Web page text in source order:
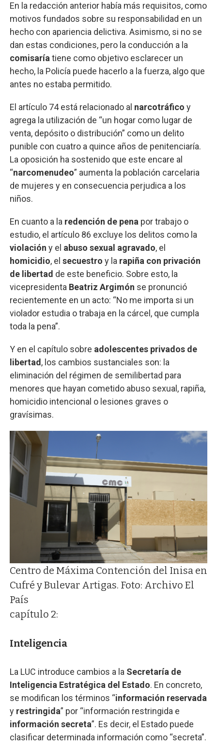
En la redacción anterior había más requisitos, como
motivos fundados sobre su responsabilidad en un
hecho con apariencia delictiva. Asimismo, si no se
dan estas condiciones, pero la conducción a la
comisaría tiene como objetivo esclarecer un
hecho, la Policía puede hacerlo a la fuerza, algo que
antes no estaba permitido.
El artículo 74 está relacionado al narcotráfico y
agrega la utilización de “un hogar como lugar de
venta, depósito o distribución” como un delito
punible con cuatro a quince años de penitenciaría.
La oposición ha sostenido que este encare al
“narcomenudeo” aumenta la población carcelaria
de mujeres y en consecuencia perjudica a los
niños.
En cuanto a la redención de pena por trabajo o
estudio, el artículo 86 excluye los delitos como la
violación y el abuso sexual agravado, el
homicidio, el secuestro y la rapiña con privación
de libertad de este beneficio. Sobre esto, la
vicepresidenta Beatriz Argimón se pronunció
recientemente en un acto: “No me importa si un
violador estudia o trabaja en la cárcel, que cumpla
toda la pena”.
Y en el capítulo sobre adolescentes privados de
libertad , los cambios sustanciales son: la
eliminación del régimen de semilibertad para
menores que hayan cometido abuso sexual, rapiña,
homicidio intencional o lesiones graves o
gravísimas.
Centro de Máxima Contención del Inisa en
Cufré y Bulevar Artigas. Foto: Archivo El
País
capítulo 2:
Inteligencia
La LUC introduce cambios a la Secretaría de
Inteligencia Estratégica del Estado. En concreto,
se modifican los términos “información reservada
y restringida” por “información restringida e
información secreta”. Es decir, el Estado puede
clasificar determinada información como “secreta”.